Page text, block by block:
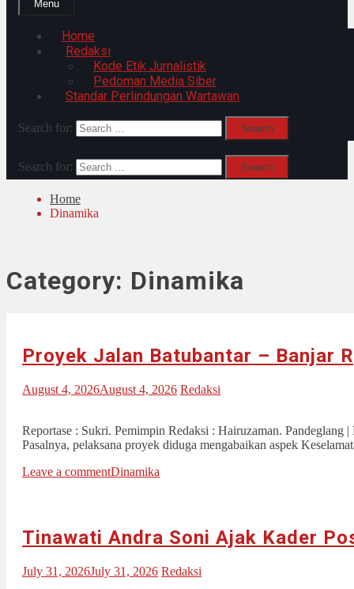
Menu
Home
Redaksi
Kode Etik Jurnalistik
Pedoman Media Siber
Standar Perlindungan Wartawan
Search for:
Search for:
Home
Dinamika
Category: Dinamika
Proyek Jalan Batubantar – Banjar
August 4, 2026August 4, 2026 Redaksi
Reportase : Sukri. Pemimpin Redaksi : Hairuzaman.
Pasalnya, pelaksana proyek diduga mengabaikan aspek
Leave a commentDinamika
Tinawati Andra Soni Ajak Kader
July 31, 2026July 31, 2026 Redaksi